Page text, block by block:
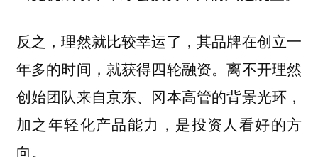
反之，理然就比较幸运了，其品牌在创立一
年多的时间，就获得四轮融资。离不开理然
创始团队来自京东、冈本高管的背景光环，
加之年轻化产品能力，是投资人看好的方
向。